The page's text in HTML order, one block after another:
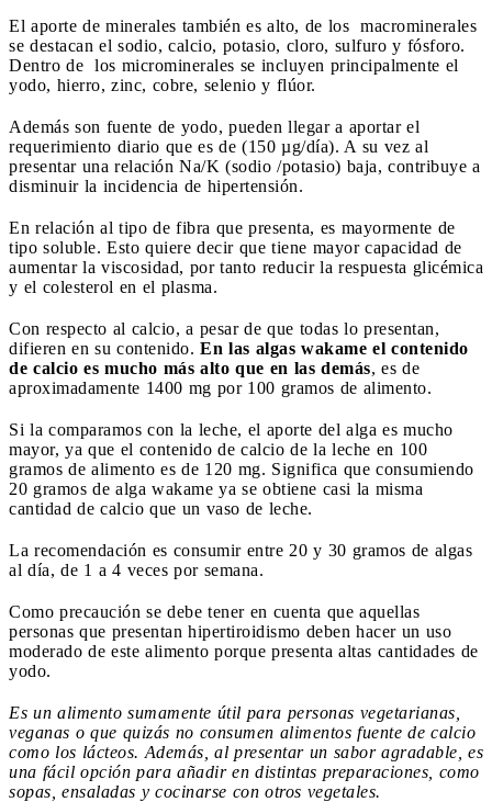
El aporte de minerales también es alto, de los macrominerales
se destacan el sodio, calcio, potasio, cloro, sulfuro y fósforo.
Dentro de los microminerales se incluyen principalmente el
yodo, hierro, zinc, cobre, selenio y flúor.
Además son fuente de yodo, pueden llegar a aportar el
requerimiento diario que es de (150 µg/día). A su vez al
presentar una relación Na/K (sodio /potasio) baja, contribuye a
disminuir la incidencia de hipertensión.
En relación al tipo de fibra que presenta, es mayormente de
tipo soluble. Esto quiere decir que tiene mayor capacidad de
aumentar la viscosidad, por tanto reducir la respuesta glicémica
y el colesterol en el plasma.
Con respecto al calcio, a pesar de que todas lo presentan,
difieren en su contenido. En las algas wakame el contenido
de calcio es mucho más alto que en las demás, es de
aproximadamente 1400 mg por 100 gramos de alimento.
Si la comparamos con la leche, el aporte del alga es mucho
mayor, ya que el contenido de calcio de la leche en 100
gramos de alimento es de 120 mg. Significa que consumiendo
20 gramos de alga wakame ya se obtiene casi la misma
cantidad de calcio que un vaso de leche.
La recomendación es consumir entre 20 y 30 gramos de algas
al día, de 1 a 4 veces por semana.
Como precaución se debe tener en cuenta que aquellas
personas que presentan hipertiroidismo deben hacer un uso
moderado de este alimento porque presenta altas cantidades de
yodo.
Es un alimento sumamente útil para personas vegetarianas,
veganas o que quizás no consumen alimentos fuente de calcio
como los lácteos. Además, al presentar un sabor agradable, es
una fácil opción para añadir en distintas preparaciones, como
sopas, ensaladas y cocinarse con otros vegetales.